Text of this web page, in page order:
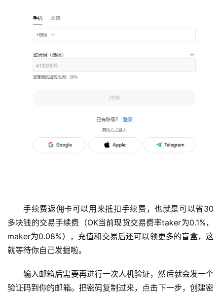
手续费返佣卡可以用来抵扣手续费，也就是可以省30
多块钱的交易手续费（OK当前现货交易费率taker为0.1%，
maker为0.08%），充值和交易后还可以领更多的盲盒，这
就等待你自己发掘啦。
输入邮箱后需要再进行一次人机验证，然后就会发一个
验证码到你的邮箱。把密码复制过来，点击下一步，创建密